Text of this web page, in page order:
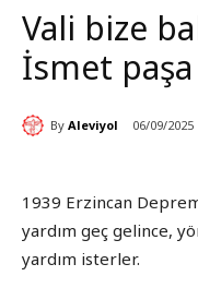
Vali bize
İsmet paşa
By Aleviyol 06/09/2025
1939 Erzincan
yardım geç gelince,
yardım isterler.